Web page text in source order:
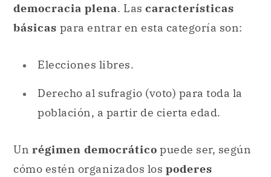
democracia plena. Las características
básicas para entrar en esta categoría son:
Elecciones libres.
Derecho al sufragio (voto) para toda la
población, a partir de cierta edad.
Un régimen democrático puede ser, según
cómo estén organizados los poderes